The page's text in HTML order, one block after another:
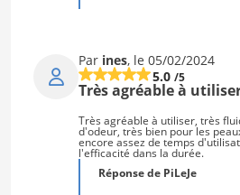
Par ines, le 05/02/2024
5.0 /5
Très agréable à
Très agréable à utiliser, très
d'odeur, très bien pour les
encore assez de temps
l'efficacité dans la durée.
Réponse de PiLeJe